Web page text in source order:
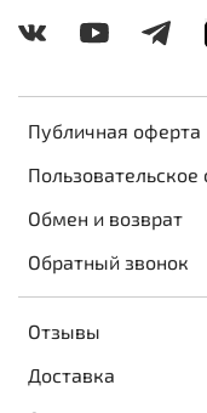
Публичная оферта
Пользовательское
Обмен и возврат
Обратный звонок
Отзывы
Доставка